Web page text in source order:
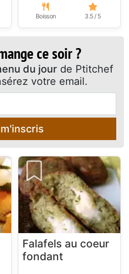
Boisson 3.5 / 5
ce soir ?
du jour de Ptitchef
votre email.
Falafels au coeur
fondant